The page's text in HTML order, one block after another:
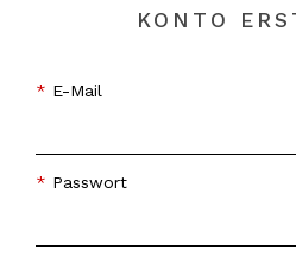
KONTO
E-Mail
Passwort